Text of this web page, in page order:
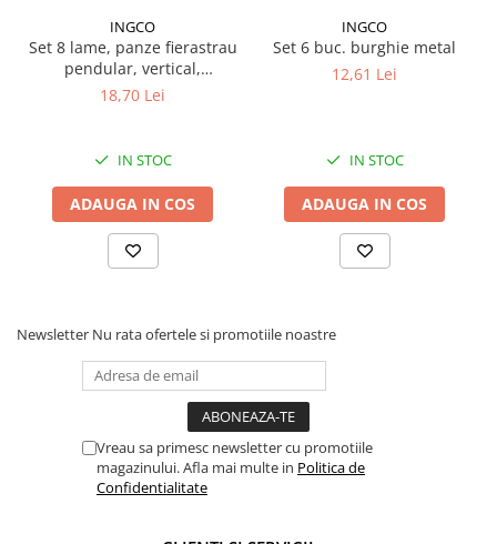
fluorescente
Avertizare sonora
Claxoane Auto si Semnale Electrice
Goarne si trompete cu aer
Benzi si placi reflectorizante
Girofaruri auto si camion
Goarne / Trompete Pneumatice
Rampe luminoase girofar
Rezistoare CANBUS LED
Suporturi pentru girofare auto si
INGCO
Set 8 lame, panze fierastrau
pendular, vertical,
aluminiu, lemn, metal
18,70 Lei
IN STOC
ADAUGA IN COS
INGCO
Set 6 buc. burghie metal
12,61 Lei
IN STOC
ADAUGA IN COS
Newsletter Nu rata ofertele si promotiile noastre
Vreau sa primesc newsletter cu promotiile
magazinului. Afla mai multe in Politica de
Confidentialitate